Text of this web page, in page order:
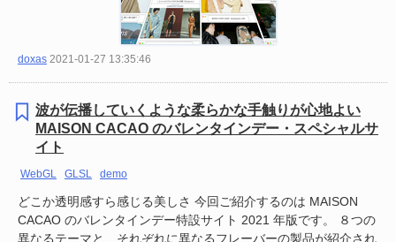
doxas 2021-01-27 13:35:46
波が伝播していくような柔らかな手触りが心地よい
MAISON CACAO のバレンタインデー・スペシャルサ
イト
WebGL GLSL demo
どこか透明感すら感じる美しさ 今回ご紹介するのは MAISON
CACAO のバレンタインデー特設サイト 2021 年版です。 ８つの
異なるテーマと、それぞれに異なるフレーバーの製品が紹介され